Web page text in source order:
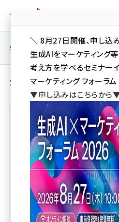
ン
seo (3526)
ai (2807)
youtube (2434)
note (2312)
セミナー (2307)
z世代 (1622)
meo (1275)
SEO
SEO の 解説記事
人気記事ランキング
日本マイクロソフト、サイバー
通などが登壇！ 「生成AI × マ
2026」【8/27オンライン開催】
「AI SEO」「GEO」「AEO」「
＼ 8月27日開催、申し込
生成AIをマーケティング
考え方を学べるセミナー
マーケティング フォーラム
▼申し込みはこちらから